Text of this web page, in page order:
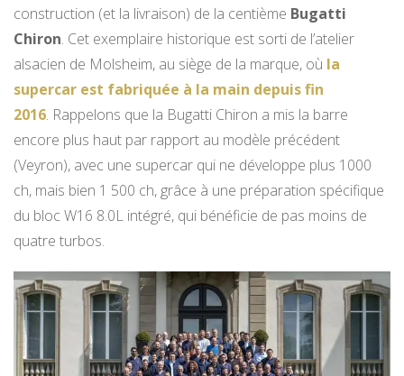
construction (et la livraison) de la centième Bugatti
Chiron. Cet exemplaire historique est sorti de l’atelier
alsacien de Molsheim, au siège de la marque, où la
supercar est fabriquée à la main depuis fin
2016. Rappelons que la Bugatti Chiron a mis la barre
encore plus haut par rapport au modèle précédent
(Veyron), avec une supercar qui ne développe plus 1000
ch, mais bien 1 500 ch, grâce à une préparation spécifique
du bloc W16 8.0L intégré, qui bénéficie de pas moins de
quatre turbos.